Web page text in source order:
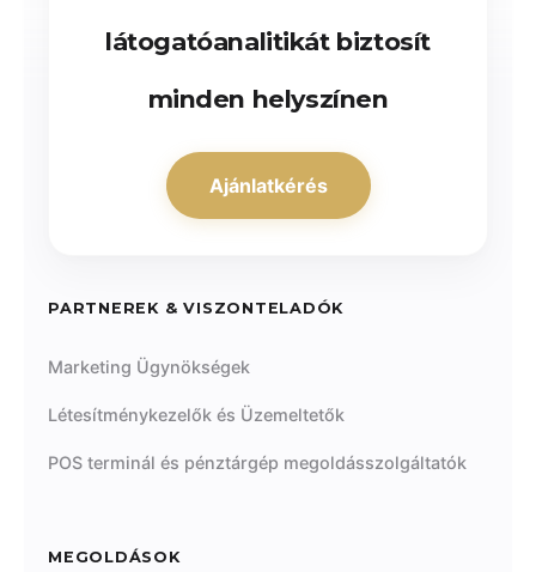
látogatóanalitikát biztosít
minden helyszínen
Ajánlatkérés
PARTNEREK & VISZONTELADÓK
Marketing Ügynökségek
Létesítménykezelők és Üzemeltetők
POS terminál és pénztárgép megoldásszolgáltatók
MEGOLDÁSOK